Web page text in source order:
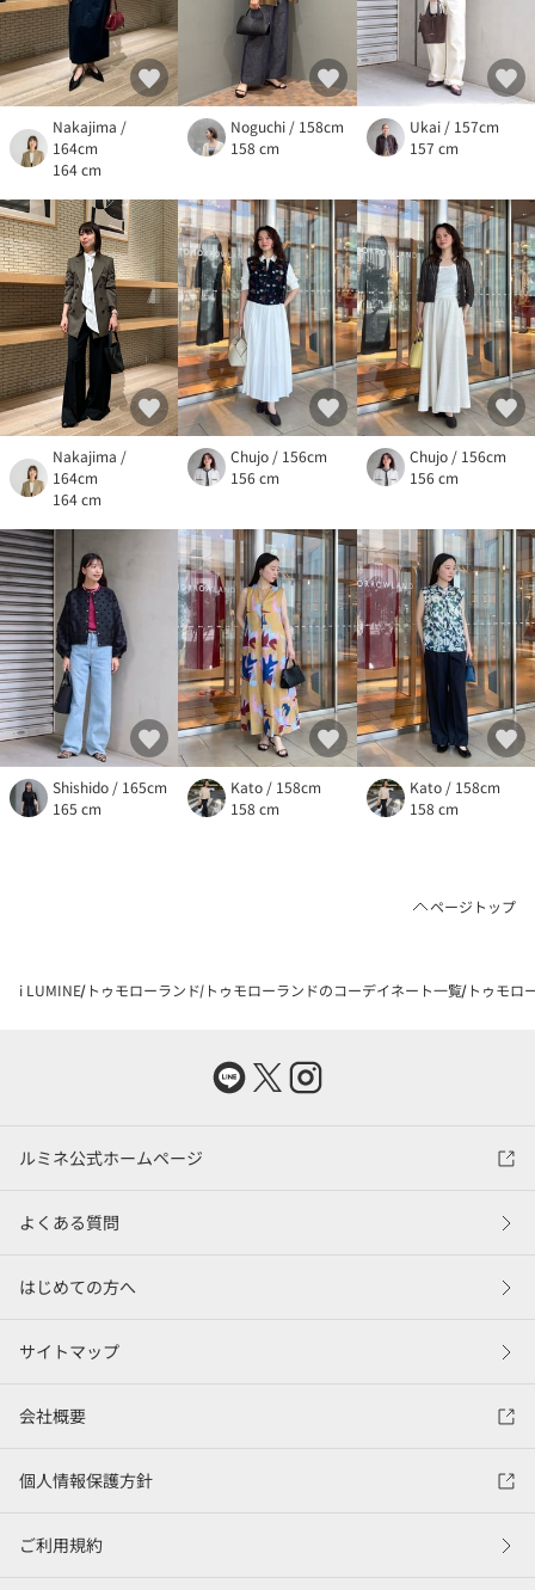
Nakajima /
164cm
164 cm
Noguchi / 158cm
158 cm
Ukai / 157cm
157 cm
Nakajima /
164cm
164 cm
Chujo / 156cm
156 cm
Chujo / 156cm
156 cm
Shishido / 165cm
165 cm
Kato / 158cm
158 cm
Kato / 158cm
158 cm
ページトップ
i LUMINE トゥモローランド トゥモローランドのコーデイネート一覧 トゥモロ
ルミネ公式ホームページ
よくある質問
はじめての方へ
サイトマップ
会社概要
個人情報保護方針
ご利用規約